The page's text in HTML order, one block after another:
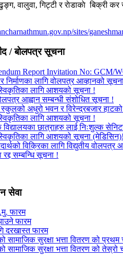
वालुवा, गिट्टी र राेडाकाे बिक्री कर
sites/
/ बोलपत्र सूचना
Report Invitation No: GCM/
निर्माणका लागि वोलपत्र आव्हानको
लागि आशयको सूचना !
आह्वान सम्बन्धी संशोधित सूचना !
स्कुलको अधुरो भवन र विरेन्द्रबजार
लागि आशयको सूचना !
विद्यालयका छात्राहरु लाई निःशुल्क
लागि आशयको सूचना (मेडिसिन)!
विक्रिका लागि विद्युतीय वोलपत्र
सम्बन्धि सूचना !
सेवा
फारम
फारम
दरखास्त फारम
सुरक्षा भत्ता वितरण को प्रथम
सुरक्षा भत्ता वितरण को तेस्रो